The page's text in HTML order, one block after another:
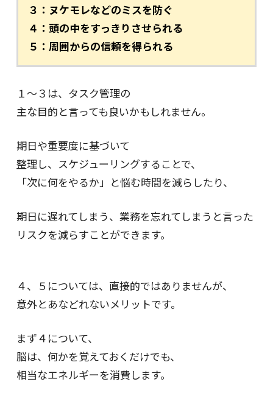
３：ヌケモレなどのミスを防ぐ
４：頭の中をすっきりさせられる
５：周囲からの信頼を得られる
１～３は、タスク管理の
主な目的と言っても良いかもしれません。
期日や重要度に基づいて
整理し、スケジューリングすることで、
「次に何をやるか」と悩む時間を減らしたり、
期日に遅れてしまう、業務を忘れてしまうと言った
リスクを減らすことができます。
４、５については、直接的ではありませんが、
意外とあなどれないメリットです。
まず４について、
脳は、何かを覚えておくだけでも、
相当なエネルギーを消費します。